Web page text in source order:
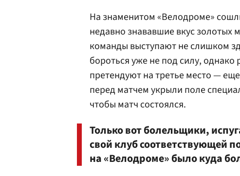
На знаменитом «Велодроме»
недавно знававшие вкус
команды выступают не слишком
бороться уже не под силу,
претендуют на третье место —
перед матчем укрыли поле
чтобы матч состоялся.
Только вот болельщики,
свой клуб соответствующей
на «Велодроме» было куда